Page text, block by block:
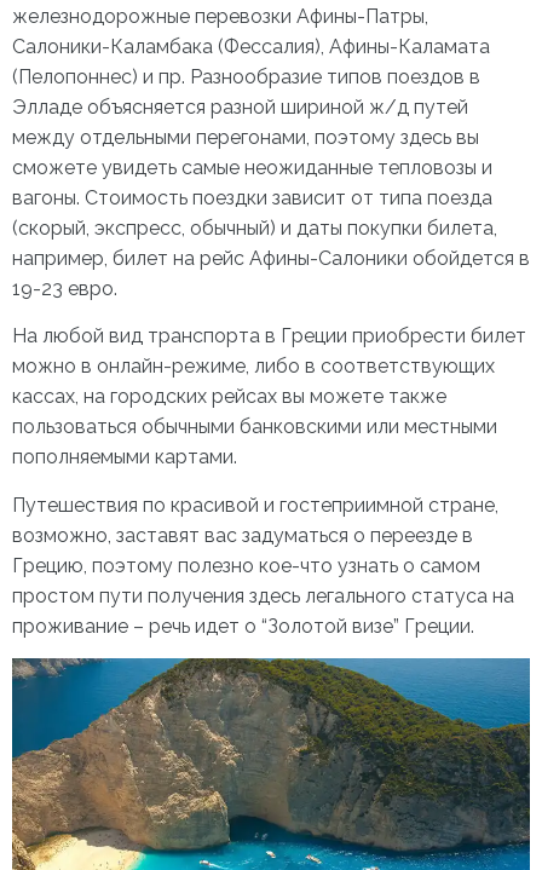
железнодорожные перевозки Афины-Патры,
Салоники-Каламбака (Фессалия), Афины-Каламата
(Пелопоннес) и пр. Разнообразие типов поездов в
Элладе объясняется разной шириной ж/д путей
между отдельными перегонами, поэтому здесь вы
сможете увидеть самые неожиданные тепловозы и
вагоны. Стоимость поездки зависит от типа поезда
(скорый, экспресс, обычный) и даты покупки билета,
например, билет на рейс Афины-Салоники обойдется в
19-23 евро.
На любой вид транспорта в Греции приобрести билет
можно в онлайн-режиме, либо в соответствующих
кассах, на городских рейсах вы можете также
пользоваться обычными банковскими или местными
пополняемыми картами.
Путешествия по красивой и гостеприимной стране,
возможно, заставят вас задуматься о переезде в
Грецию, поэтому полезно кое-что узнать о самом
простом пути получения здесь легального статуса на
проживание – речь идет о “Золотой визе” Греции.